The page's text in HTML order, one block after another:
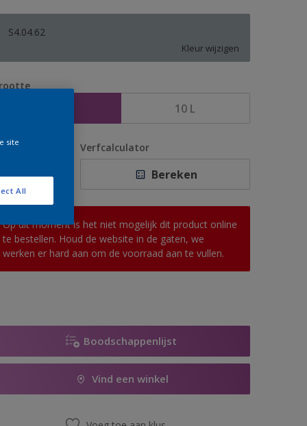
S4.04.62
Kleur wijzigen
10 L
Verfcalculator
Bereken
Op dit moment is het niet mogelijk dit product online
te bestellen. Houd de website in de gaten, we
werken er hard aan om de voorraad aan te vullen.
Boodschappenlijst
Vind een winkel
site
All